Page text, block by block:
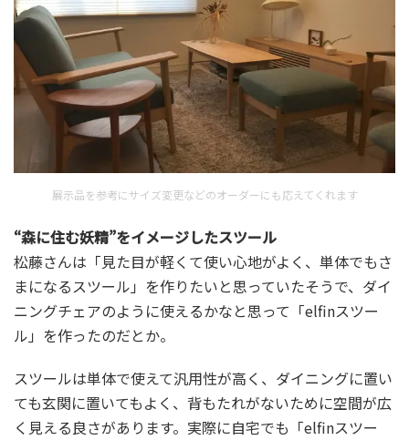
展示品を参考にサイズ変更などのオーダーにも応えてくれます
“森に住む妖精”をイメージしたスツール
松藤さんは「見た目が軽くて使い心地がよく、単体でもさ
まになるスツール」を作りたいと思っていたそうで、ダイ
ニングチェアのように使えるかなと思って「elfinスツー
ル」を作ったのだとか。
スツールは単体で使えて汎用性が高く、ダイニングに置い
ても玄関に置いてもよく、背もたれがないために空間が広
く見える良さがあります。実際に自宅でも「elfinスツー